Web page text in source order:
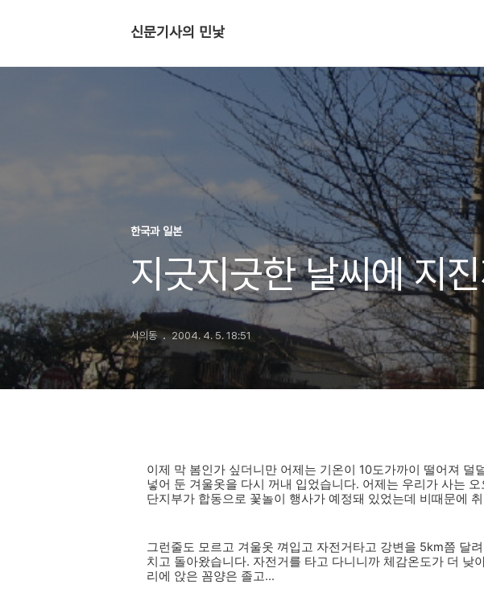
신문기사의 민낯
한국과 일본
지긋지긋한 날씨에 지
서의동 2004. 4. 5. 18:51
이제 막 봄인가 싶더니만 어제는 기온이 10도가까이 떨어져 덜
넣어 둔 겨울옷을 다시 꺼내 입었습니다. 어제는 우리가 사는
단지부가 합동으로 꽃놀이 행사가 예정돼 있었는데 비때문에
그런줄도 모르고 겨울옷 껴입고 자전거타고 강변을 5km쯤 달
치고 돌아왔습니다. 자전거를 타고 다니니까 체감온도가 더 낮
리에 앉은 꼼양은 졸고...